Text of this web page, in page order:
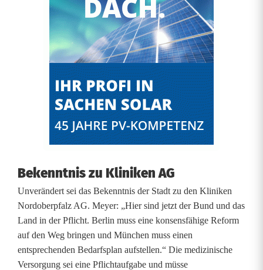
Bekenntnis zu Kliniken AG
Unverändert sei das Bekenntnis der Stadt zu den Kliniken
Nordoberpfalz AG. Meyer: „Hier sind jetzt der Bund und das
Land in der Pflicht. Berlin muss eine konsensfähige Reform
auf den Weg bringen und München muss einen
entsprechenden Bedarfsplan aufstellen.“ Die medizinische
Versorgung sei eine Pflichtaufgabe und müsse